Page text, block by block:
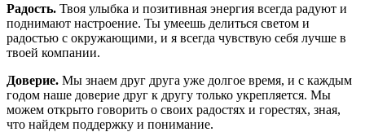
Радость. Твоя улыбка и позитивная энергия всегда радуют и
поднимают настроение. Ты умеешь делиться светом и
радостью с окружающими, и я всегда чувствую себя лучше в
твоей компании.
Доверие. Мы знаем друг друга уже долгое время, и с каждым
годом наше доверие друг к другу только укрепляется. Мы
можем открыто говорить о своих радостях и горестях, зная,
что найдем поддержку и понимание.